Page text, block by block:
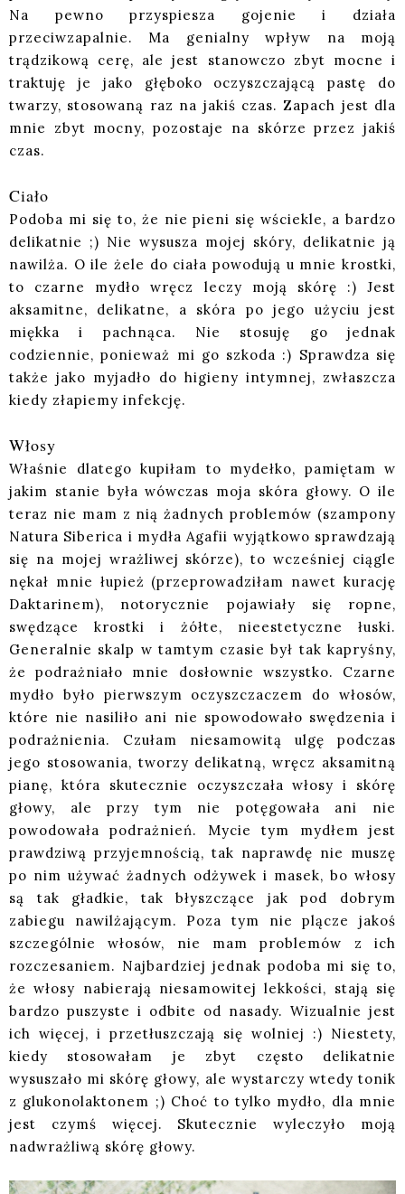
Na pewno przyspiesza gojenie i działa
przeciwzapalnie. Ma genialny wpływ na moją
trądzikową cerę, ale jest stanowczo zbyt mocne i
traktuję je jako głęboko oczyszczającą pastę do
twarzy, stosowaną raz na jakiś czas. Zapach jest dla
mnie zbyt mocny, pozostaje na skórze przez jakiś
czas.
Ciało
Podoba mi się to, że nie pieni się wściekle, a bardzo
delikatnie ;) Nie wysusza mojej skóry, delikatnie ją
nawilża. O ile żele do ciała powodują u mnie krostki,
to czarne mydło wręcz leczy moją skórę :) Jest
aksamitne, delikatne, a skóra po jego użyciu jest
miękka i pachnąca. Nie stosuję go jednak
codziennie, ponieważ mi go szkoda :) Sprawdza się
także jako myjadło do higieny intymnej, zwłaszcza
kiedy złapiemy infekcję.
Włosy
Właśnie dlatego kupiłam to mydełko, pamiętam w
jakim stanie była wówczas moja skóra głowy. O ile
teraz nie mam z nią żadnych problemów (szampony
Natura Siberica i mydła Agafii wyjątkowo sprawdzają
się na mojej wrażliwej skórze), to wcześniej ciągle
nękał mnie łupież (przeprowadziłam nawet kurację
Daktarinem), notorycznie pojawiały się ropne,
swędzące krostki i żółte, nieestetyczne łuski.
Generalnie skalp w tamtym czasie był tak kapryśny,
że podrażniało mnie dosłownie wszystko. Czarne
mydło było pierwszym oczyszczaczem do włosów,
które nie nasiliło ani nie spowodowało swędzenia i
podrażnienia. Czułam niesamowitą ulgę podczas
jego stosowania, tworzy delikatną, wręcz aksamitną
pianę, która skutecznie oczyszczała włosy i skórę
głowy, ale przy tym nie potęgowała ani nie
powodowała podrażnień. Mycie tym mydłem jest
prawdziwą przyjemnością, tak naprawdę nie muszę
po nim używać żadnych odżywek i masek, bo włosy
są tak gładkie, tak błyszczące jak pod dobrym
zabiegu nawilżającym. Poza tym nie plącze jakoś
szczególnie włosów, nie mam problemów z ich
rozczesaniem. Najbardziej jednak podoba mi się to,
że włosy nabierają niesamowitej lekkości, stają się
bardzo puszyste i odbite od nasady. Wizualnie jest
ich więcej, i przetłuszczają się wolniej :) Niestety,
kiedy stosowałam je zbyt często delikatnie
wysuszało mi skórę głowy, ale wystarczy wtedy tonik
z glukonolaktonem ;) Choć to tylko mydło, dla mnie
jest czymś więcej. Skutecznie wyleczyło moją
nadwrażliwą skórę głowy.